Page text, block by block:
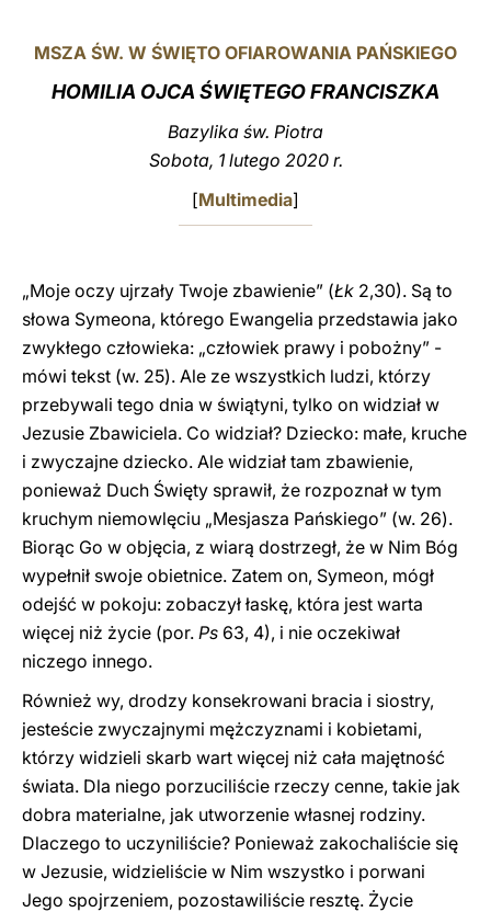
中文
LATINE
MSZA ŚW. W ŚWIĘTO OFIAROWANIA PAŃSKIEGO
HOMILIA OJCA ŚWIĘTEGO FRANCISZKA
Bazylika św. Piotra
Sobota, 1 lutego 2020 r.
[Multimedia]
„Moje oczy ujrzały Twoje zbawienie” (Łk 2,30). Są to
słowa Symeona, którego Ewangelia przedstawia jako
zwykłego człowieka: „człowiek prawy i pobożny” -
mówi tekst (w. 25). Ale ze wszystkich ludzi, którzy
przebywali tego dnia w świątyni, tylko on widział w
Jezusie Zbawiciela. Co widział? Dziecko: małe, kruche
i zwyczajne dziecko. Ale widział tam zbawienie,
ponieważ Duch Święty sprawił, że rozpoznał w tym
kruchym niemowlęciu „Mesjasza Pańskiego” (w. 26).
Biorąc Go w objęcia, z wiarą dostrzegł, że w Nim Bóg
wypełnił swoje obietnice. Zatem on, Symeon, mógł
odejść w pokoju: zobaczył łaskę, która jest warta
więcej niż życie (por. Ps 63, 4), i nie oczekiwał
niczego innego.
Również wy, drodzy konsekrowani bracia i siostry,
jesteście zwyczajnymi mężczyznami i kobietami,
którzy widzieli skarb wart więcej niż cała majętność
świata. Dla niego porzuciliście rzeczy cenne, takie jak
dobra materialne, jak utworzenie własnej rodziny.
Dlaczego to uczyniliście? Ponieważ zakochaliście się
w Jezusie, widzieliście w Nim wszystko i porwani
Jego spojrzeniem, pozostawiliście resztę. Życie